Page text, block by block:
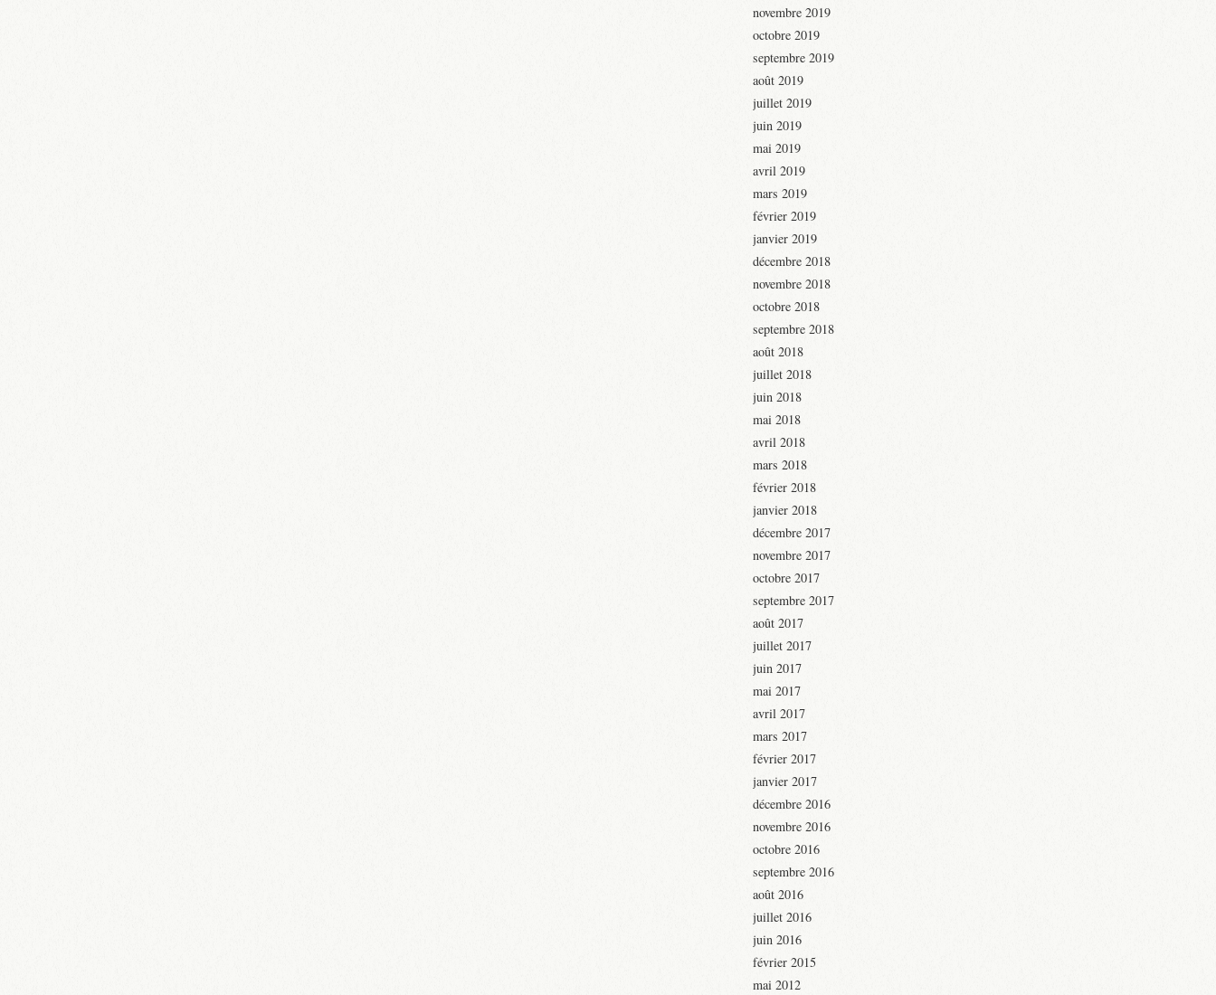
novembre 2019
octobre 2019
septembre 2019
août 2019
juillet 2019
juin 2019
mai 2019
avril 2019
mars 2019
février 2019
janvier 2019
décembre 2018
novembre 2018
octobre 2018
septembre 2018
août 2018
juillet 2018
juin 2018
mai 2018
avril 2018
mars 2018
février 2018
janvier 2018
décembre 2017
novembre 2017
octobre 2017
septembre 2017
août 2017
juillet 2017
juin 2017
mai 2017
avril 2017
mars 2017
février 2017
janvier 2017
décembre 2016
novembre 2016
octobre 2016
septembre 2016
août 2016
juillet 2016
juin 2016
février 2015
mai 2012